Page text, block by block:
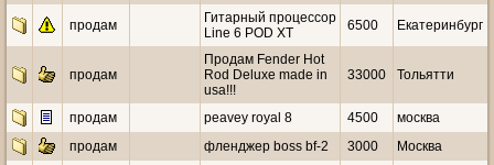
продам
Гитарный процессор
Line 6 POD XT
6500 Екатеринбург
продам
Продам Fender Hot
Rod Deluxe made in
usa!!!
33000 Тольятти
продам peavey royal 8 4500
москва
продам
фленджер boss bf-2 3000 Москва